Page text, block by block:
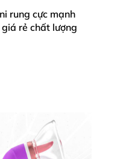
rung cực mạnh
rẻ chất lượng